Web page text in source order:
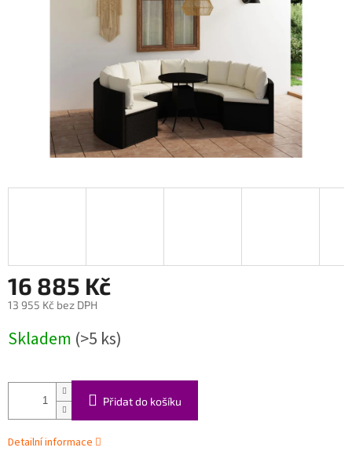
16 885 Kč
13 955 Kč bez DPH
cena:
Skladem (>5 ks)
Přidat do košíku
Detailní informace